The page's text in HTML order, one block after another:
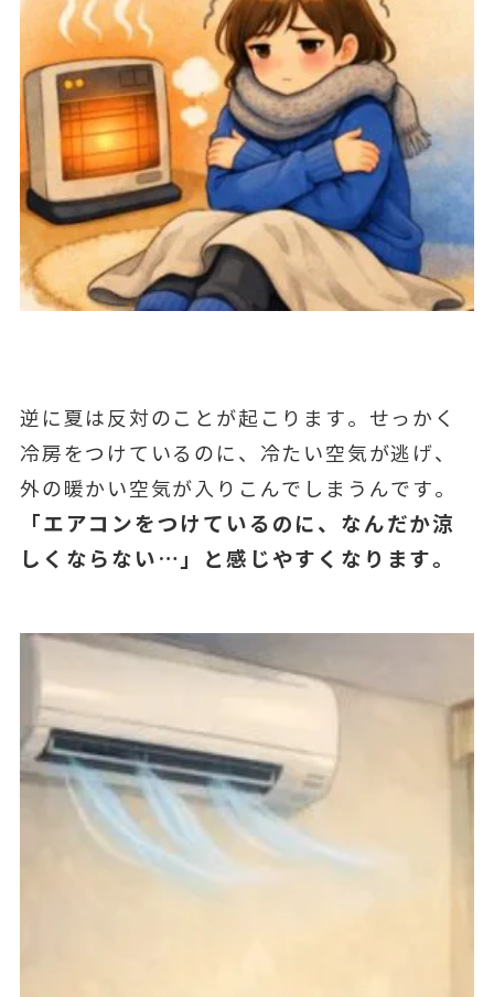
逆に夏は反対のことが起こります。せっかく
冷房をつけているのに、冷たい空気が逃げ、
外の暖かい空気が入りこんでしまうんです。
「エアコンをつけているのに、なんだか涼
しくならない…」と感じやすくなります。